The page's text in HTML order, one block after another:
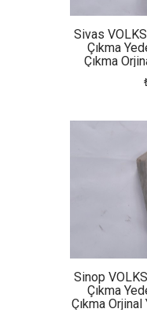
Sivas
Çıkma
Çıkma
Sinop
Çıkma
Çıkma